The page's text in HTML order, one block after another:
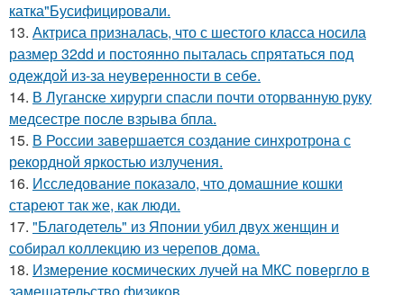
катка"Бусифицировали.
13. Актриса призналась, что с шестого класса носила
размер 32dd и постоянно пыталась спрятаться под
одеждой из-за неуверенности в себе.
14. В Луганске хирурги спасли почти оторванную руку
медсестре после взрыва бпла.
15. В России завершается создание синхротрона с
рекордной яркостью излучения.
16. Исследование показало, что домашние кошки
стареют так же, как люди.
17. "Благодетель" из Японии убил двух женщин и
собирал коллекцию из черепов дома.
18. Измерение космических лучей на МКС повергло в